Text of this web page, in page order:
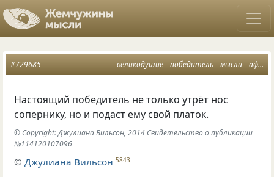
великодушие победитель мысли афоризм
#729685
Настоящий победитель не только утрёт нос
сопернику, но и подаст ему свой платок.
© Copyright: Джулиана Вильсон, 2014 Свидетельство о публикации
№114120107096
©Джулиана Вильсон 5843